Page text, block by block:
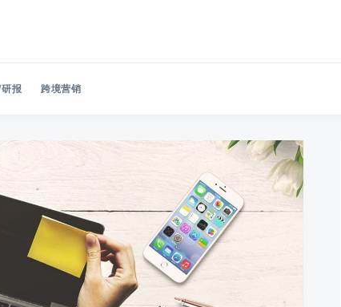
Search 美洽博客
报 跨境营销